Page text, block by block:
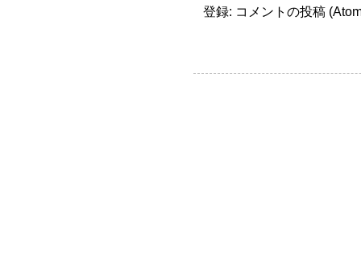
登録: コメントの投稿